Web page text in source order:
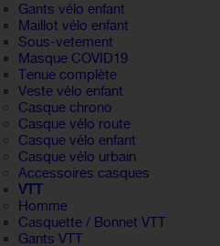
Gants vélo enfant
Maillot vélo enfant
Sous-vetement
Masque COVID19
Tenue complète
Veste vélo enfant
Casque chrono
Casque vélo route
Casque vélo enfant
Casque vélo urbain
Accessoires casques
VTT
Homme
Casquette / Bonnet VTT
Gants VTT